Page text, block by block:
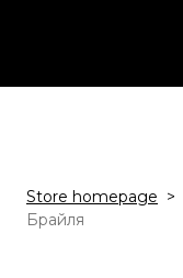
Store homepage
Брайля